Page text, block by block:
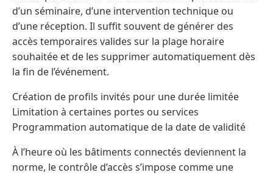
d’un séminaire, d’une intervention technique ou
d’une réception. Il suffit souvent de générer des
accès temporaires valides sur la plage horaire
souhaitée et de les supprimer automatiquement dès
la fin de l’événement.
Création de profils invités pour une durée limitée
Limitation à certaines portes ou services
Programmation automatique de la date de validité
À l’heure où les bâtiments connectés deviennent la
norme, le contrôle d’accès s’impose comme une